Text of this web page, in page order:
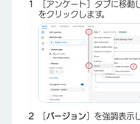
［アンケート］タブに移動
をクリックします。
バージョン ］を強調表示